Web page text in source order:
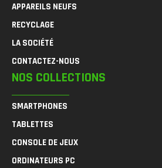
APPAREILS NEUFS
RECYCLAGE
LA SOCIÉTÉ
CONTACTEZ-NOUS
NOS COLLECTIONS
SMARTPHONES
TABLETTES
CONSOLE DE JEUX
ORDINATEURS PC